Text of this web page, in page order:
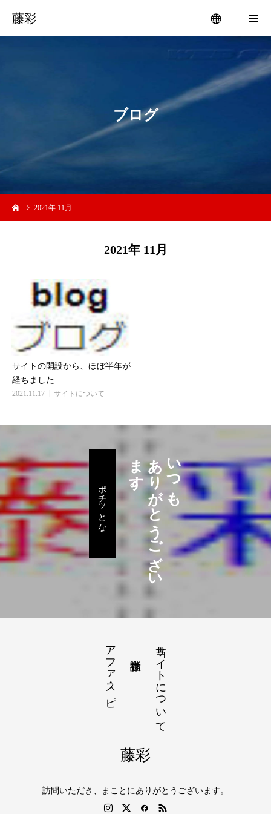
藤彩
menu
ブログ
2021年 11月
2021年 11月
サイトの開設から、ほぼ半年が
経ちました
2021.11.17 サイトについて
いつも、
あ
り
が
と
う
ご
ざ
い
ま
す
。
ポチッとな
当サイトについて
アファ・スピ
藤彩
訪問いただき、まことにありがとうございます。